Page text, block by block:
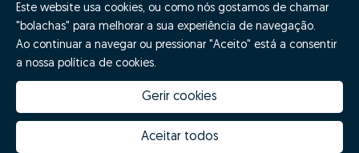
Porquê escolher a Zome
Inovação Zome
Hubs Zome
Este website usa cookies, ou como nós gostamos de chamar
"bolachas" para melhorar a sua experiência de navegação.
Ao continuar a navegar ou pressionar "Aceito" está a consentir
a nossa política de cookies.
Gerir cookies
Aceitar todos